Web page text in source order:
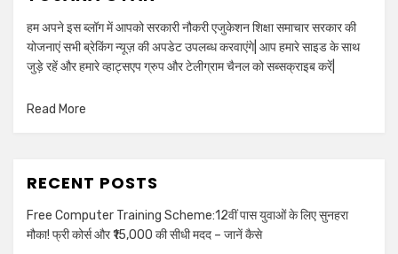
हम अपने इस ब्लॉग में आपको सरकारी नौकरी एजुकेशन शिक्षा समाचार सरकार की
योजनाएं सभी ब्रेकिंग न्यूज़ की अपडेट उपलब्ध करवाएंगे| आप हमारे साइड के साथ
जुड़े रहें और हमारे व्हाट्सएप ग्रुप और टेलीग्राम चैनल को सब्सक्राइब करें|
Read More
RECENT POSTS
Free Computer Training Scheme:12वीं पास युवाओं के लिए सुनहरा
मौका! फ्री कोर्स और ₹15,000 की सीधी मदद – जानें कैसे